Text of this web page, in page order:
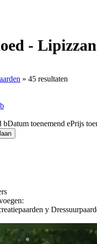
-
» 45 resultaten
b
bDatum toenemend ePrijs
y